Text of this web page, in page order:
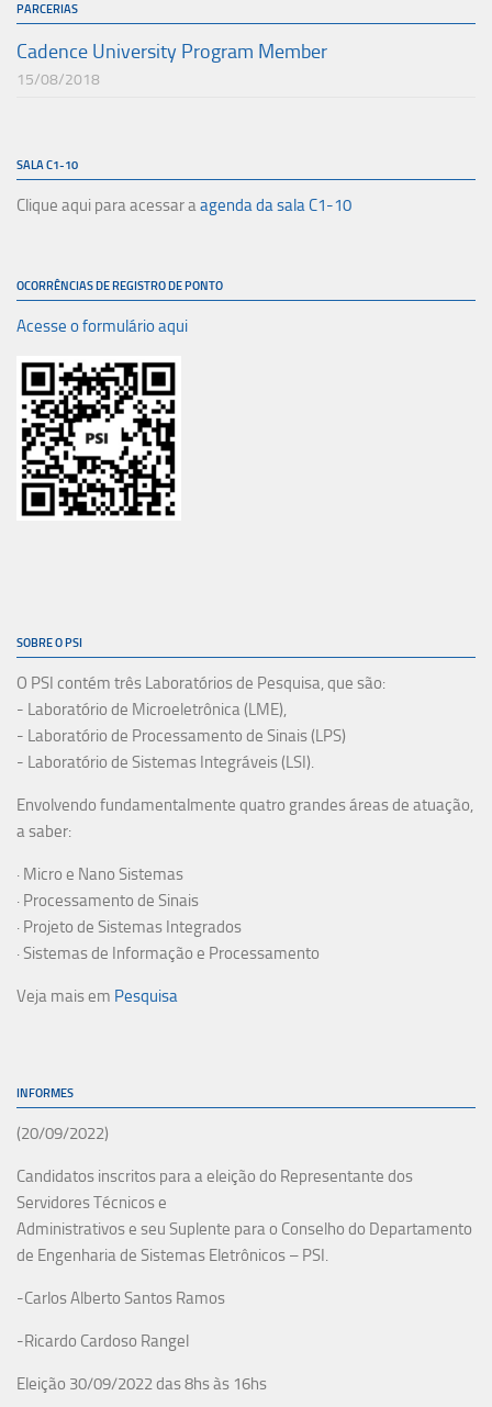
PARCERIAS
Cadence University Program Member
15/08/2018
SALA C1-10
Clique aqui para acessar aagenda da sala C1-10
OCORRÊNCIAS DE REGISTRO DE PONTO
Acesse o formulário aqui
SOBRE O PSI
O PSI contém três Laboratórios de Pesquisa, que são:
- Laboratório de Microeletrônica (LME),
- Laboratório de Processamento de Sinais (LPS)
- Laboratório de Sistemas Integráveis (LSI).
Envolvendo fundamentalmente quatro grandes áreas de atuação,
a saber:
· Micro e Nano Sistemas
· Processamento de Sinais
· Projeto de Sistemas Integrados
· Sistemas de Informação e Processamento
Veja mais em Pesquisa
INFORMES
(20/09/2022)
Candidatos inscritos para a eleição do Representante dos
Servidores Técnicos e
Administrativos e seu Suplente para o Conselho do Departamento
de Engenharia de Sistemas Eletrônicos – PSI.
-Carlos Alberto Santos Ramos
-Ricardo Cardoso Rangel
Eleição 30/09/2022 das 8hs às 16hs